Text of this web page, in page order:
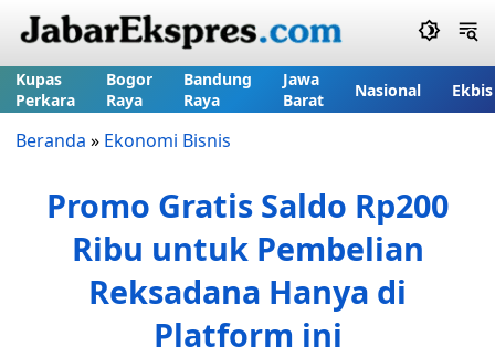
Kupas
Perkara
Bogor
Raya
Bandung
Raya
Jawa
Barat
Nasional Ekbis
Beranda » Ekonomi Bisnis
Promo Gratis Saldo Rp200
Ribu untuk Pembelian
Reksadana Hanya di
Platform ini